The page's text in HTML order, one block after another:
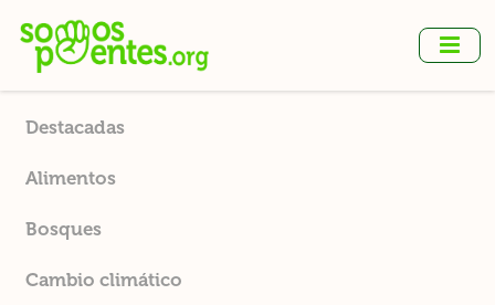
contenido
principal
Destacadas
Alimentos
Bosques
Cambio climático